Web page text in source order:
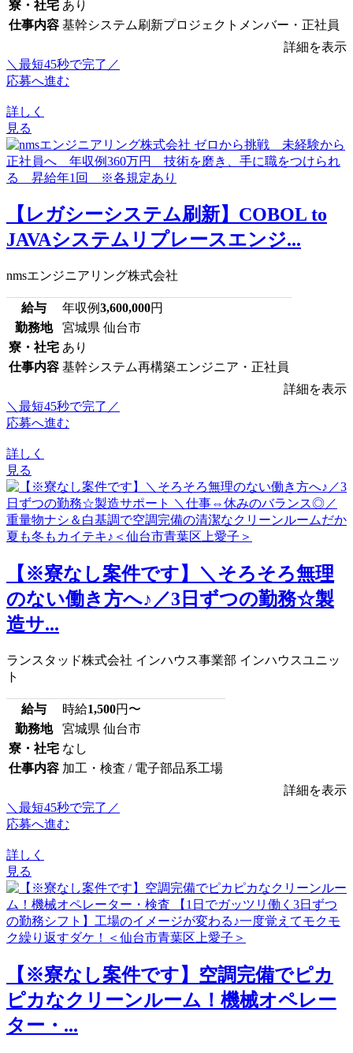
寮・社宅 あり
仕事内容 基幹システム刷新プロジェクトメンバー・正社員
詳細を表示
＼最短45秒で完了／
応募へ進む
詳しく
見る
【レガシーシステム刷新】COBOL to
JAVAシステムリプレースエンジ...
nmsエンジニアリング株式会社
給与 年収例3,600,000円
勤務地
宮城県 仙台市
寮・社宅 あり
仕事内容 基幹システム再構築エンジニア・正社員
詳細を表示
＼最短45秒で完了／
応募へ進む
詳しく
見る
【※寮なし案件です】＼そろそろ無理
のない働き方へ♪／3日ずつの勤務☆製
造サ...
ランスタッド株式会社 インハウス事業部 インハウスユニッ
ト
給与 時給1,500円〜
勤務地
宮城県 仙台市
寮・社宅 なし
仕事内容 加工・検査 / 電子部品系工場
詳細を表示
＼最短45秒で完了／
応募へ進む
詳しく
見る
【※寮なし案件です】空調完備でピカ
ピカなクリーンルーム！機械オペレー
ター・...